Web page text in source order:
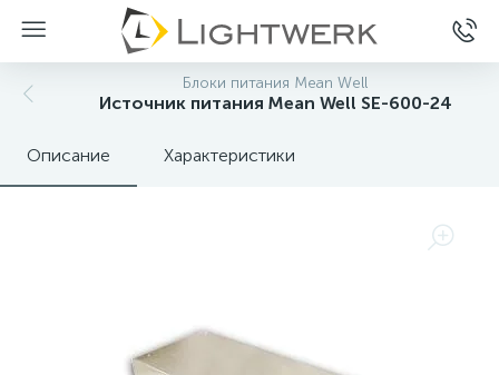
Блоки питания Mean Well
Источник питания Mean Well SE-600-24
Описание Характеристики